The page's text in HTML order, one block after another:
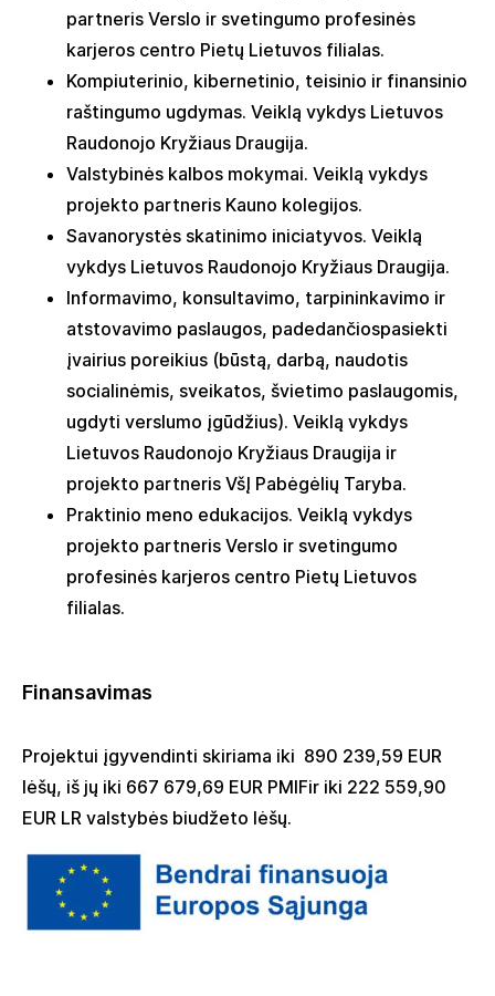
partneris Verslo ir svetingumo profesinės
karjeros centro Pietų Lietuvos filialas.
Kompiuterinio, kibernetinio, teisinio ir finansinio
raštingumo ugdymas. Veiklą vykdys Lietuvos
Raudonojo Kryžiaus Draugija.
Valstybinės kalbos mokymai. Veiklą vykdys
projekto partneris Kauno kolegijos.
Savanorystės skatinimo iniciatyvos. Veiklą
vykdys Lietuvos Raudonojo Kryžiaus Draugija.
Informavimo, konsultavimo, tarpininkavimo ir
atstovavimo paslaugos, padedančiospasiekti
įvairius poreikius (būstą, darbą, naudotis
socialinėmis, sveikatos, švietimo paslaugomis,
ugdyti verslumo įgūdžius). Veiklą vykdys
Lietuvos Raudonojo Kryžiaus Draugija ir
projekto partneris VšĮ Pabėgėlių Taryba.
Praktinio meno edukacijos. Veiklą vykdys
projekto partneris Verslo ir svetingumo
profesinės karjeros centro Pietų Lietuvos
filialas.
Finansavimas
Projektui įgyvendinti skiriama iki 890 239,59 EUR
lėšų, iš jų iki 667 679,69 EUR PMIFir iki 222 559,90
EUR LR valstybės biudžeto lėšų.